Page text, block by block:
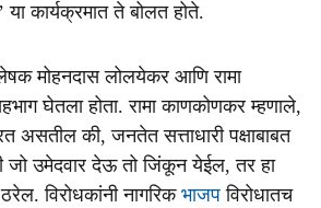
या कार्यक्रमात ते बोलत होते.
मोहनदास लोलयेकर आणि रामा
घेतला होता. रामा काणकोणकर म्हणाले,
असतील की, जनतेत सत्ताधारी पक्षाबाबत
जो उमेदवार देऊ तो जिंकून येईल, तर हा
विरोधकांनी नागरिक भाजपविरोधातच